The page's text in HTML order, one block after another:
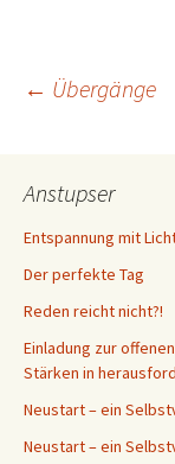
← Übergänge
Anstupser
Entspannung mit
Der perfekte Tag
Reden reicht nicht?!
Einladung zur
Stärken in
Neustart – ein
Neustart – ein